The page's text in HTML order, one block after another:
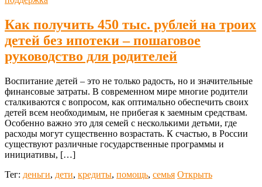
Как получить 450 тыс. рублей на троих
детей без ипотеки – пошаговое
руководство для родителей
Воспитание детей – это не только радость, но и значительные
финансовые затраты. В современном мире многие родители
сталкиваются с вопросом, как оптимально обеспечить своих
детей всем необходимым, не прибегая к заемным средствам.
Особенно важно это для семей с несколькими детьми, где
расходы могут существенно возрастать. К счастью, в России
существуют различные государственные программы и
инициативы, […]
Тег: деньги, дети, кредиты, помощь, семья Открыть